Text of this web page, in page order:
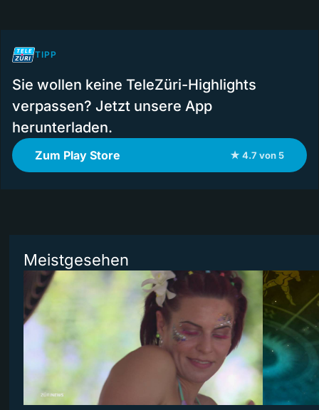
TIPP
Sie wollen keine TeleZüri-Highlights
verpassen? Jetzt unsere App
herunterladen.
Zum Play Store ★ 4.7 von 5
Meistgesehen